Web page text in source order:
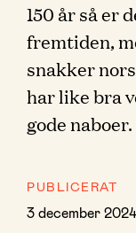
150 år så er
fremtiden,
snakker
har like bra
gode naboer.
PUBLICERAT
3 december 2024